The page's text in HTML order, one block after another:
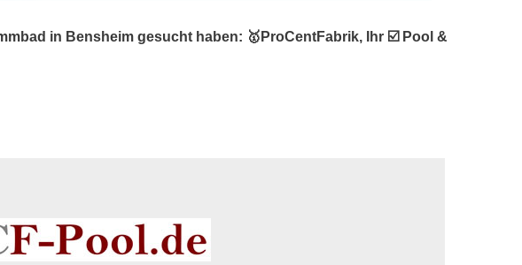
in Bensheim gesucht haben: 🥇ProCentFabrik, Ihr ☑️ Pool &